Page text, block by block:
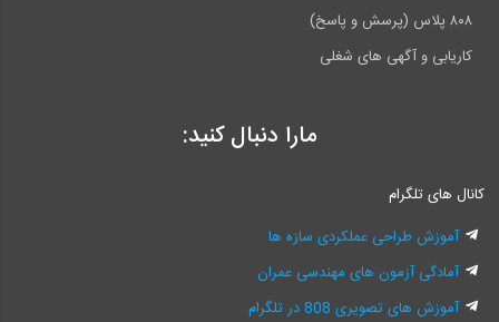
۸۰۸ پلاس (پرسش و پاسخ)
کاریابی و آگهی های شغلی
مارا دنبال کنید:
کانال های تلگرام
آموزش طراحی عملکردی سازه ها
آمادگی آزمون های مهندسی عمران
آموزش های تصویری 808 در تلگرام